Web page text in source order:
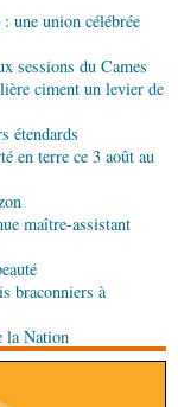
une union célébrée
sessions du Cames
ciment un levier de
étendards
en terre ce 3 août au
maître-assistant
braconniers à
la Nation